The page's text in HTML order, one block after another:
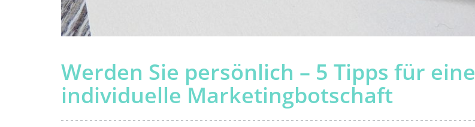
Werden Sie persönlich – 5 Tipps für eine
individuelle Marketingbotschaft